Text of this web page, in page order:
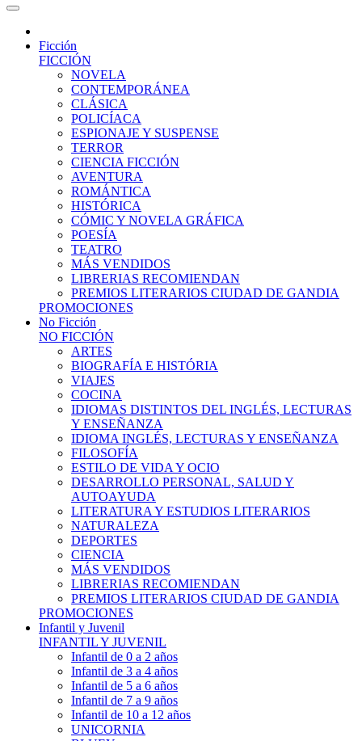
Ficción
FICCIÓN
NOVELA
CONTEMPORÁNEA
CLÁSICA
POLICÍACA
ESPIONAJE Y SUSPENSE
TERROR
CIENCIA FICCIÓN
AVENTURA
ROMÁNTICA
HISTÓRICA
CÓMIC Y NOVELA GRÁFICA
POESÍA
TEATRO
MÁS VENDIDOS
LIBRERIAS RECOMIENDAN
PREMIOS LITERARIOS CIUDAD DE GANDIA
PROMOCIONES
No Ficción
NO FICCIÓN
ARTES
BIOGRAFÍA E HISTÓRIA
VIAJES
COCINA
IDIOMAS DISTINTOS DEL INGLÉS, LECTURAS
Y ENSEÑANZA
IDIOMA INGLÉS, LECTURAS Y ENSEÑANZA
FILOSOFÍA
ESTILO DE VIDA Y OCIO
DESARROLLO PERSONAL, SALUD Y
AUTOAYUDA
LITERATURA Y ESTUDIOS LITERARIOS
NATURALEZA
DEPORTES
CIENCIA
MÁS VENDIDOS
LIBRERIAS RECOMIENDAN
PREMIOS LITERARIOS CIUDAD DE GANDIA
PROMOCIONES
Infantil y Juvenil
INFANTIL Y JUVENIL
Infantil de 0 a 2 años
Infantil de 3 a 4 años
Infantil de 5 a 6 años
Infantil de 7 a 9 años
Infantil de 10 a 12 años
UNICORNIA